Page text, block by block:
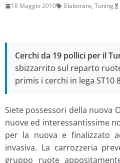
18 Maggio 2010 Elaborare, Tuning
Cerchi da 19 pollici per il
sbizzarrito sul reparto
primis i cerchi in lega ST10
Siete possessori della nuova
nuove ed interessantissime
per la nuova e finalizzato
invasiva. La carrozzeria
gruppo ruote